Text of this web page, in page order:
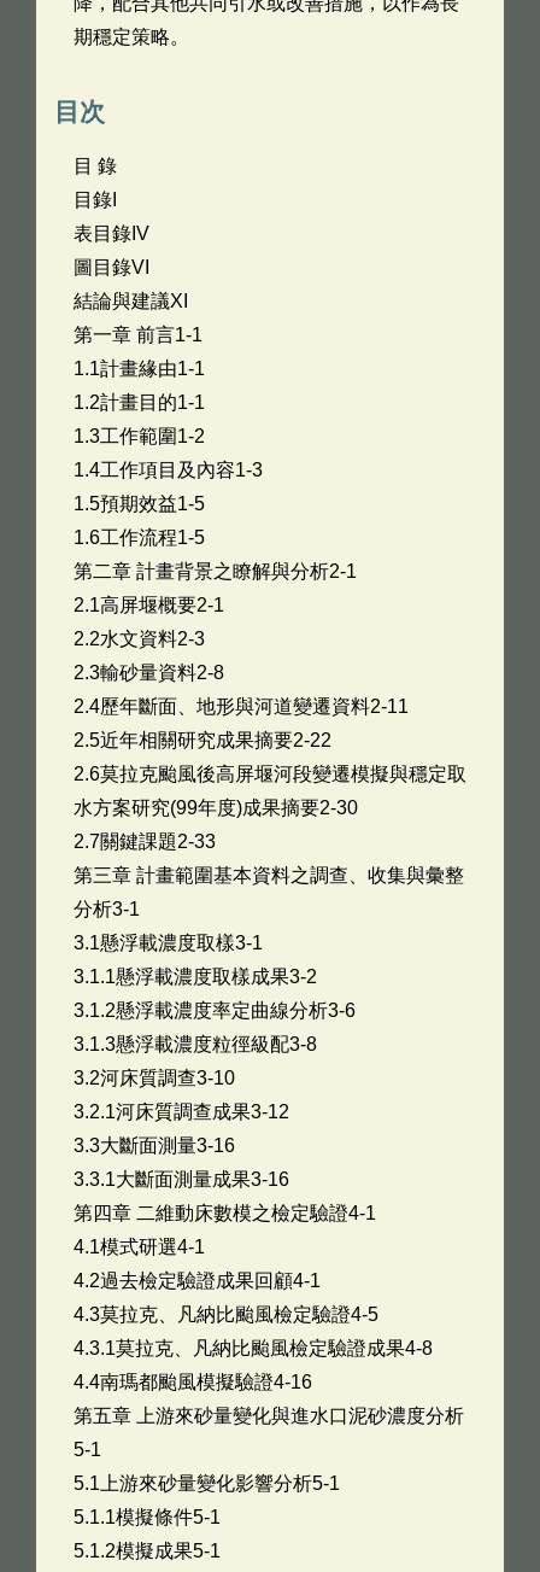
期穩定策略。
目次
目 錄
目錄I
表目錄IV
圖目錄VI
結論與建議XI
第一章 前言1-1
1.1計畫緣由1-1
1.2計畫目的1-1
1.3工作範圍1-2
1.4工作項目及內容1-3
1.5預期效益1-5
1.6工作流程1-5
第二章 計畫背景之瞭解與分析2-1
2.1高屏堰概要2-1
2.2水文資料2-3
2.3輸砂量資料2-8
2.4歷年斷面、地形與河道變遷資料2-11
2.5近年相關研究成果摘要2-22
2.6莫拉克颱風後高屏堰河段變遷模擬與穩定取
水方案研究(99年度)成果摘要2-30
2.7關鍵課題2-33
第三章 計畫範圍基本資料之調查、收集與彙整
分析3-1
3.1懸浮載濃度取樣3-1
3.1.1懸浮載濃度取樣成果3-2
3.1.2懸浮載濃度率定曲線分析3-6
3.1.3懸浮載濃度粒徑級配3-8
3.2河床質調查3-10
3.2.1河床質調查成果3-12
3.3大斷面測量3-16
3.3.1大斷面測量成果3-16
第四章 二維動床數模之檢定驗證4-1
4.1模式研選4-1
4.2過去檢定驗證成果回顧4-1
4.3莫拉克、凡納比颱風檢定驗證4-5
4.3.1莫拉克、凡納比颱風檢定驗證成果4-8
4.4南瑪都颱風模擬驗證4-16
第五章 上游來砂量變化與進水口泥砂濃度分析
5-1
5.1上游來砂量變化影響分析5-1
5.1.1模擬條件5-1
5.1.2模擬成果5-1